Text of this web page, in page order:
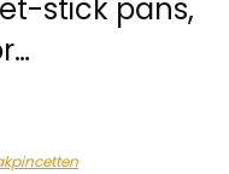
stick pans,